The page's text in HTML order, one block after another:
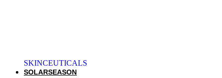
SKINCEUTICALS
SOLARSEASON